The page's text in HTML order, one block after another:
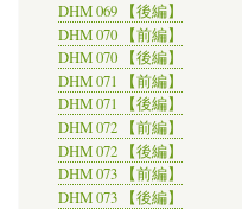
DHM 069 【後編】
DHM 070 【前編】
DHM 070 【後編】
DHM 071 【前編】
DHM 071 【後編】
DHM 072 【前編】
DHM 072 【後編】
DHM 073 【前編】
DHM 073 【後編】